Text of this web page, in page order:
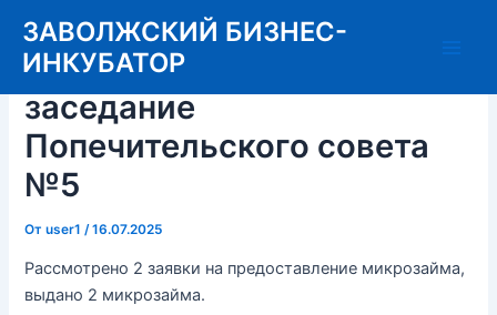
содержимому
ЗАВОЛЖСКИЙ БИЗНЕС-
ИНКУБАТОР
16.07.2025 Состоялось
заседание
Попечительского совета
№5
Отuser1 /16.07.2025
Рассмотрено 2 заявки на предоставление микрозайма,
выдано 2 микрозайма.